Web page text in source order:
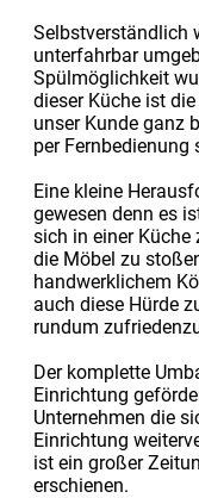
Selbstverständlich
unterfahrbar
Spülmöglichkeit
dieser Küche ist
unser Kunde ganz
per Fernbedienung
Eine kleine
gewesen denn es
sich in einer Küche
die Möbel zu
handwerklichem
auch diese Hürde
rundum
Der komplette
Einrichtung
Unternehmen die
Einrichtung
ist ein großer
erschienen.